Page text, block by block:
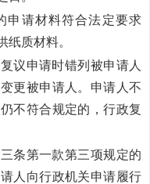
申请材料符合法定要求
纸质材料。
议申请时错列被申请人
更被申请人。申请人不
不符合规定的，行政复
条第一款第三项规定的
人向行政机关申请履行